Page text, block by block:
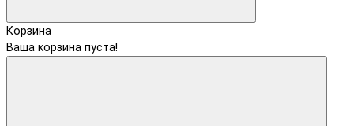
Корзина
Ваша корзина пуста!